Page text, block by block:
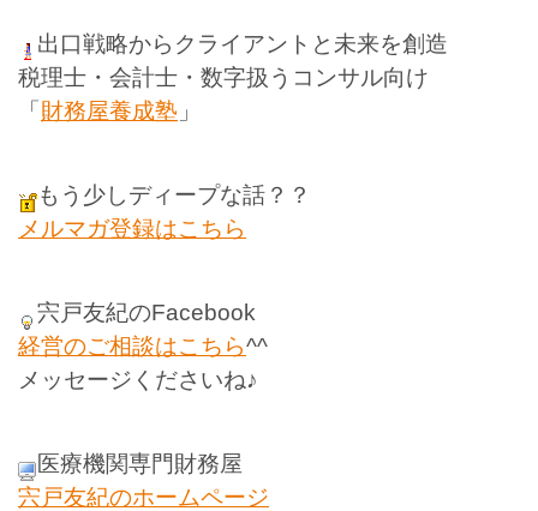
出口戦略からクライアントと未来を創造
税理士・会計士・数字扱うコンサル向け
「財務屋養成塾 」
もう少しディープな話？？
メルマガ登録はこちら
宍戸友紀のFacebook
経営のご相談はこちら^^
メッセージくださいね♪
医療機関専門財務屋
宍戸友紀のホームページ